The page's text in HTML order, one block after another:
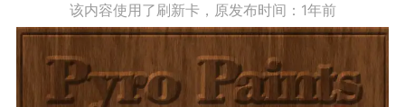
该内容使用了刷新卡，原发布时间：1年前